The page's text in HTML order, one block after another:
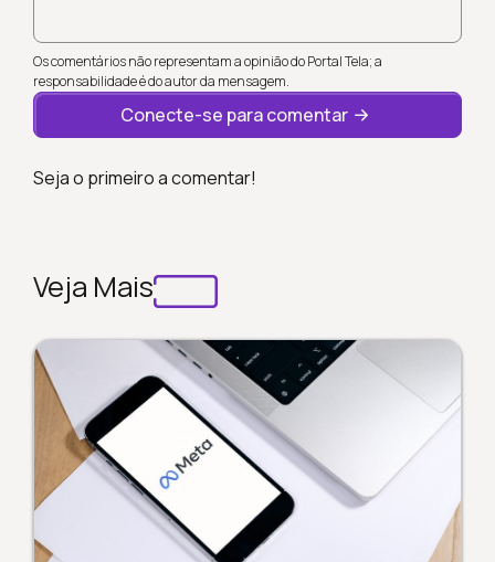
Os comentários não representam a opinião do Portal Tela; a
responsabilidade é do autor da mensagem.
Conecte-se para comentar
Seja o primeiro a comentar!
Veja Mais